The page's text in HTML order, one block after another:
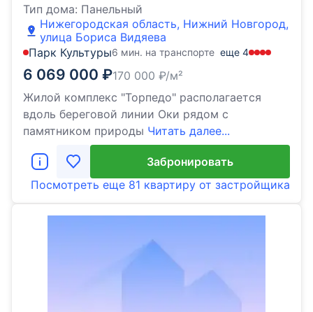
Тип дома: Панельный
Нижегородская область, Нижний Новгород,
улица Бориса Видяева
Парк Культуры6 мин. на транспорте еще 4
6 069 000 ₽170 000 ₽/м²
Жилой комплекс "Торпедо" располагается
вдоль береговой линии Оки рядом с
памятником природы Читать далее...
Забронировать
Посмотреть еще 81 квартиру от застройщика